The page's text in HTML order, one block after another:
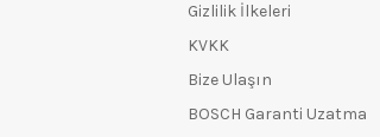
Gizlilik İlkeleri
KVKK
Bize Ulaşın
BOSCH Garanti Uzatma